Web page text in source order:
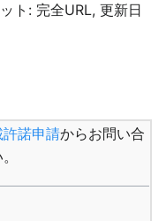
ト: 完全URL, 更新日
許諾申請からお問い合